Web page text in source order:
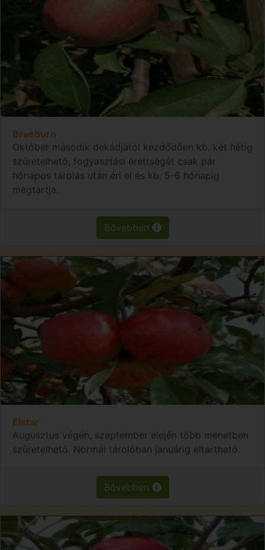
Braeburn
Október második dekádjától kezdődően kb. két hétig
szüretelhető, fogyasztási érettségét csak pár
hónapos tárolás után éri el és kb. 5-6 hónapig
megtartja.
Bővebben
Elstar
Augusztus végén, szeptember elején több menetben
szüretelhető. Normál tárolóban januárig eltartható.
Bővebben